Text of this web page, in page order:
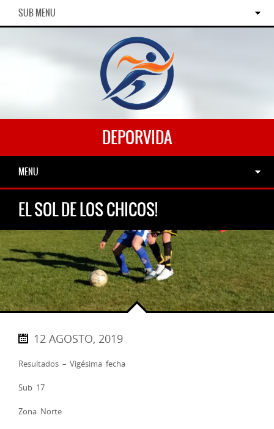
SUB MENU
DEPORVIDA
MENU
EL SOL DE LOS CHICOS!
12 AGOSTO, 2019
Resultados – Vigésima fecha
Sub 17
Zona Norte